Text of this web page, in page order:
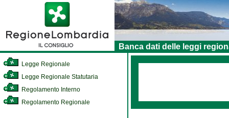
Banca dati delle leggi
Legge Regionale
Legge Regionale Statutaria
Regolamento Interno
Regolamento Regionale